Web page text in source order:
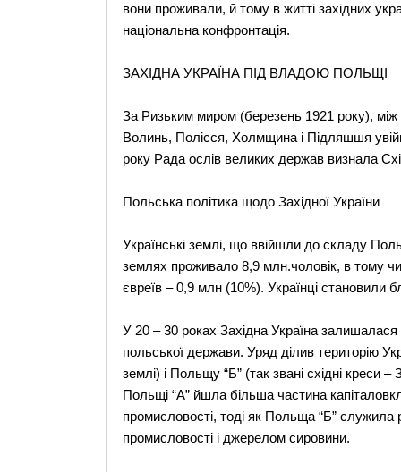
вони проживали, й тому в житті західних
національна конфронтація.
ЗАХІДНА УКРАЇНА ПІД ВЛАДОЮ ПОЛЬЩІ
За Ризьким миром (березень 1921 року),
Волинь, Полісся, Холмщина і Підляшшя
року Рада ослів великих держав визнала
Польська політика щодо Західної України
Українські землі, що ввійшли до складу
землях проживало 8,9 млн.чоловік, в тому
євреїв – 0,9 млн (10%). Українці становили
У 20 – 30 роках Західна Україна
польської держави. Уряд ділив територію
землі) і Польщу “Б” (так звані східні креси
Польщі “А” йшла більша частина
промисловості, тоді як Польща “Б” служила
промисловості і джерелом сировини.